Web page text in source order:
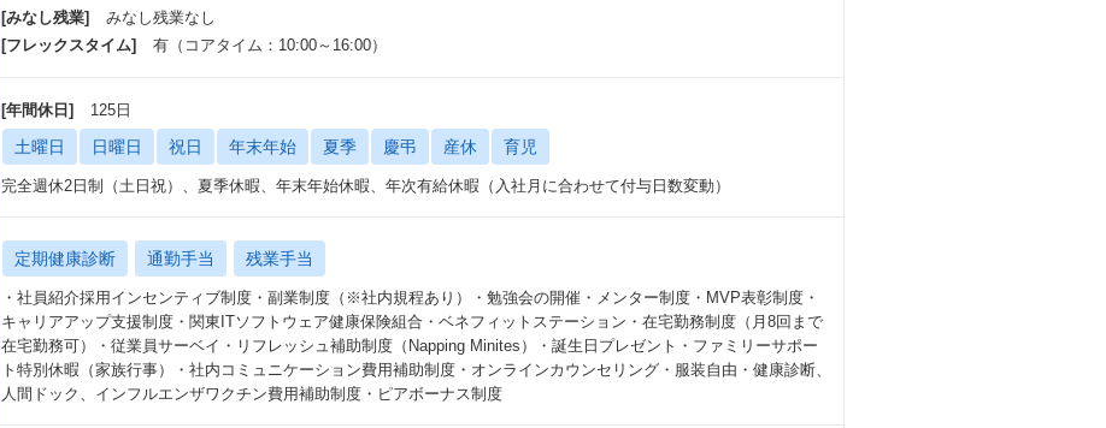
[みなし残業]
みなし残業なし
[フレックスタイム]
有（コアタイム：10:00～16:00）
[年間休日] 125日
土曜日 日曜日 祝日 年末年始 夏季 慶弔 産休 育児
完全週休2日制（土日祝）、夏季休暇、年末年始休暇、年次有給休暇（入社月に合わせて付与日数変動）
定期健康診断 通勤手当 残業手当
・社員紹介採用インセンティブ制度・副業制度（※社内規程あり）・勉強会の開催・メンター制度・MVP表彰制度・
キャリアアップ支援制度・関東ITソフトウェア健康保険組合・ベネフィットステーション・在宅勤務制度（月8回まで
在宅勤務可）・従業員サーベイ・リフレッシュ補助制度（Napping Minites）・誕生日プレゼント・ファミリーサポー
ト特別休暇（家族行事）・社内コミュニケーション費用補助制度・オンラインカウンセリング・服装自由・健康診断、
人間ドック、インフルエンザワクチン費用補助制度・ピアボーナス制度